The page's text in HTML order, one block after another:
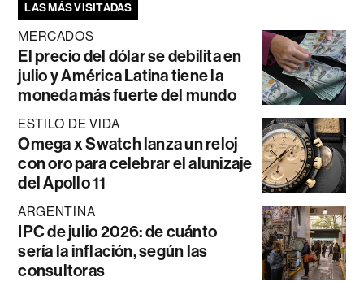
LAS MÁS VISITADAS
MERCADOS
El precio del dólar se debilita en
julio y América Latina tiene la
moneda más fuerte del mundo
ESTILO DE VIDA
Omega x Swatch lanza un reloj
con oro para celebrar el alunizaje
del Apollo 11
ARGENTINA
IPC de julio 2026: de cuánto
sería la inflación, según las
consultoras